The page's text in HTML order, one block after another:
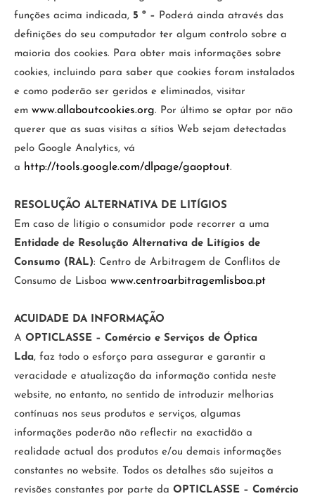
funções acima indicada, 5 º – Poderá ainda através das
definições do seu computador ter algum controlo sobre a
maioria dos cookies. Para obter mais informações sobre
cookies, incluindo para saber que cookies foram instalados
e como poderão ser geridos e eliminados, visitar
em www.allaboutcookies.org. Por último se optar por não
querer que as suas visitas a sítios Web sejam detectadas
pelo Google Analytics, vá
a http://tools.google.com/dlpage/gaoptout.
RESOLUÇÃO ALTERNATIVA DE LITÍGIOS
Em caso de litígio o consumidor pode recorrer a uma
Entidade de Resolução Alternativa de Litígios de
Consumo (RAL): Centro de Arbitragem de Conflitos de
Consumo de Lisboa www.centroarbitragemlisboa.pt
ACUIDADE DA INFORMAÇÃO
A OPTICLASSE – Comércio e Serviços de Óptica
Lda, faz todo o esforço para assegurar e garantir a
veracidade e atualização da informação contida neste
website, no entanto, no sentido de introduzir melhorias
contínuas nos seus produtos e serviços, algumas
informações poderão não reflectir na exactidão a
realidade actual dos produtos e/ou demais informações
constantes no website. Todos os detalhes são sujeitos a
revisões constantes por parte da OPTICLASSE – Comércio